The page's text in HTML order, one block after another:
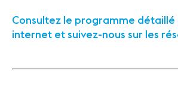
Consultez le programme détaillé
internet et suivez-nous sur les